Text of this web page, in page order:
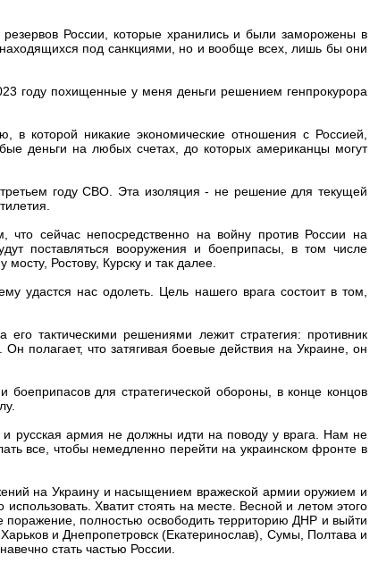
России, которые хранились и были заморожены в
под санкциями, но и вообще всех, лишь бы они
году похищенные у меня деньги решением генпрокурора
которой никакие экономические отношения с Россией,
деньги на любых счетах, до которых американцы могут
году СВО. Эта изоляция - не решение для текущей
что сейчас непосредственно на войну против России на
поставляться вооружения и боеприпасы, в том числе
Ростову, Курску и так далее.
удастся нас одолеть. Цель нашего врага состоит в том,
тактическими решениями лежит стратегия: противник
полагает, что затягивая боевые действия на Украине, он
боеприпасов для стратегической обороны, в конце концов
русская армия не должны идти на поводу у врага. Нам не
все, чтобы немедленно перейти на украинском фронте в
на Украину и насыщением вражеской армии оружием и
Хватит стоять на месте. Весной и летом этого
поражение, полностью освободить территорию ДНР и выйти
и Днепропетровск (Екатеринослав), Сумы, Полтава и
стать частью России.